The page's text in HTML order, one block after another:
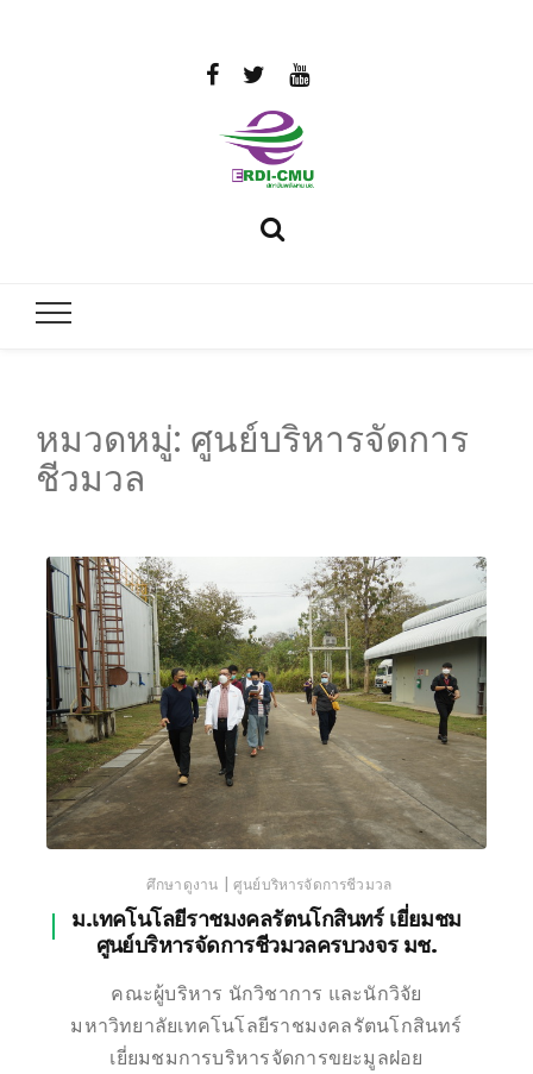
พิงค์
เชียงใหม่
หมวดหมู่: ศูนย์บริหารจัดการ
ชีวมวล
ศึกษาดูงาน | ศูนย์บริหารจัดการชีวมวล
ม.เทคโนโลยีราชมงคลรัตนโกสินทร์ เยี่ยมชม
ศูนย์บริหารจัดการชีวมวลครบวงจร มช.
คณะผู้บริหาร นักวิชาการ และนักวิจัย
มหาวิทยาลัยเทคโนโลยีราชมงคลรัตนโกสินทร์
เยี่ยมชมการบริหารจัดการขยะมูลฝอย